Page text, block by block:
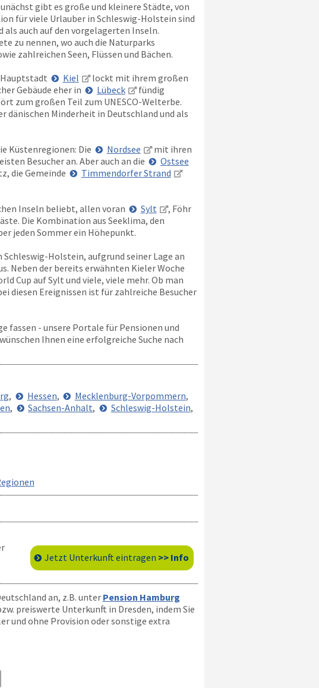
gibt es große und kleinere Städte, von
für viele Urlauber in Schleswig-Holstein sind
als auch auf den vorgelagerten Inseln.
zu nennen, wo auch die Naturparks
zahlreichen Seen, Flüssen und Bächen.
Kiel
lockt mit ihrem großen
Gebäude eher in Lübeck
fündig
zum großen Teil zum UNESCO-Welterbe.
Minderheit in Deutschland und als
Küstenregionen: Die Nordsee
mit ihren
Besucher an. Aber auch an die
Ostsee
die Gemeinde
Timmendorfer Strand
Inseln beliebt, allen voran Sylt
, Föhr
Die Kombination aus Seeklima, den
jeden Sommer ein Höhepunkt.
Holstein, aufgrund seiner Lage an
Neben der bereits erwähnten Kieler Woche
Cup auf Sylt und viele, viele mehr. Ob man
diesen Ereignissen ist für zahlreiche Besucher
fassen - unsere Portale für Pensionen und
Ihnen eine erfolgreiche Suche nach
, Hessen, Mecklenburg-Vorpommern,
, Sachsen-Anhalt, Schleswig-Holstein,
Jetzt Unterkunft eintragen >> Info
an, z.B. unter Pension Hamburg
preiswerte Unterkunft in Dresden, indem Sie
und ohne Provision oder sonstige extra